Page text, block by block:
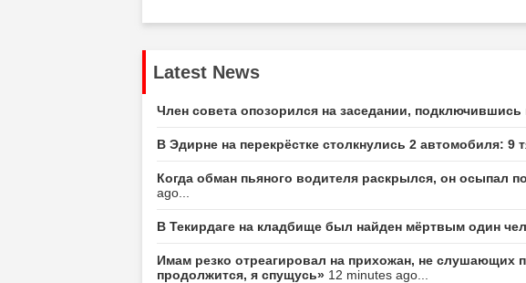
Latest News
Член совета опозорился на заседании, подключившись
В Эдирне на перекрёстке столкнулись 2 автомобиля: 9
Когда обман пьяного водителя раскрылся, он осыпал
ago...
В Текирдаге на кладбище был найден мёртвым один
Имам резко отреагировал на прихожан, не слушающих
продолжится, я спущусь» 12 minutes ago...